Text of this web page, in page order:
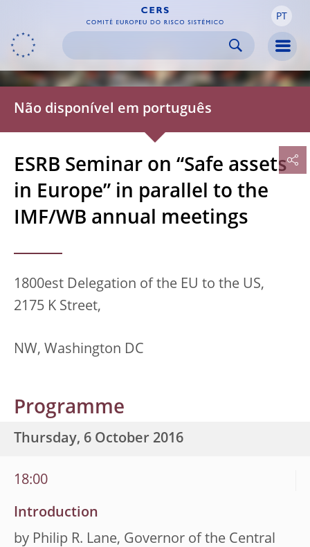
Skip to
navigation
Skip to
content
Skip to
footer PT
Não disponível em português
ESRB Seminar on “Safe assets
in Europe” in parallel to the
IMF/WB annual meetings
1800est Delegation of the EU to the US,
2175 K Street,
NW, Washington DC
Programme
Thursday, 6 October 2016
18:00
Introduction
by Philip R. Lane, Governor of the Central